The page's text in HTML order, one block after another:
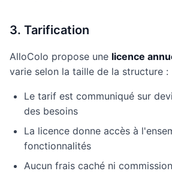
3. Tarification
AlloColo propose une licence
varie selon la taille de la structure :
Le tarif est communiqué sur
des besoins
La licence donne accès à
fonctionnalités
Aucun frais caché ni